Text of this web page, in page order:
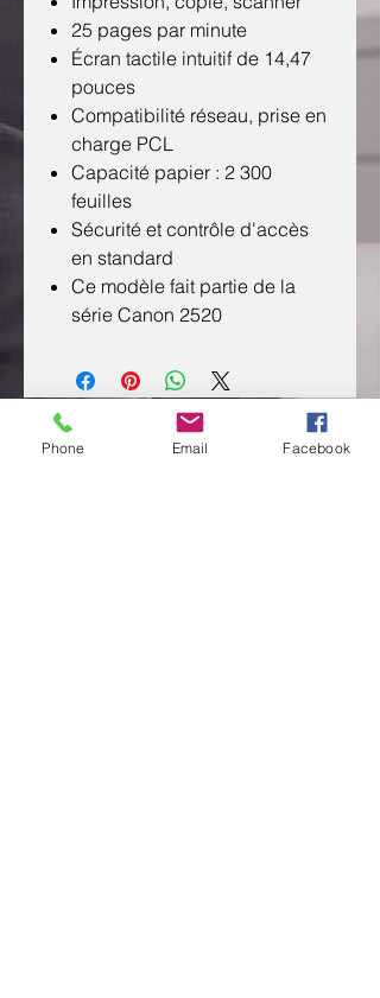
25 pages par minute
Écran tactile intuitif de 14,47
pouces
Compatibilité réseau, prise en
charge PCL
Capacité papier : 2 300
feuilles
Sécurité et contrôle d'accès
en standard
Ce modèle fait partie de la
série Canon 2520
CONTACTEZ NOUS
Phone Email Facebook